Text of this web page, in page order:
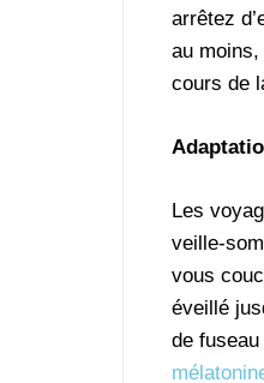
arrêtez
au
cours de
Les
veille-
vous
éveillé
de